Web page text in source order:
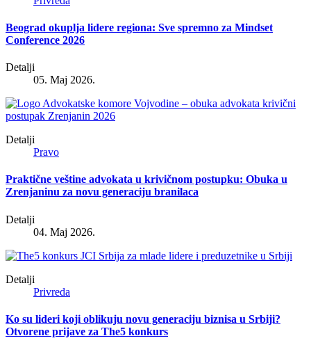
Beograd okuplja lidere regiona: Sve spremno za Mindset
Conference 2026
Detalji
05. Maj 2026.
Detalji
Pravo
Praktične veštine advokata u krivičnom postupku: Obuka u
Zrenjaninu za novu generaciju branilaca
Detalji
04. Maj 2026.
Detalji
Privreda
Ko su lideri koji oblikuju novu generaciju biznisa u Srbiji?
Otvorene prijave za The5 konkurs